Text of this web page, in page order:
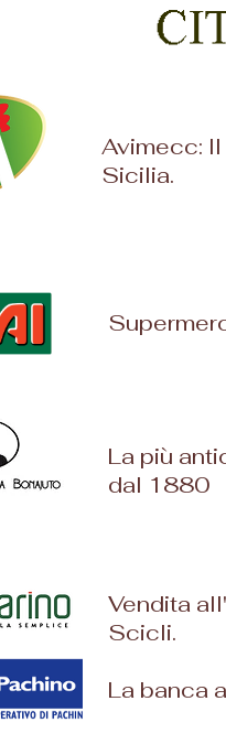
Avimecc:
Sicilia.
La più
dal 1880
Vendita
Scicli.
La banca